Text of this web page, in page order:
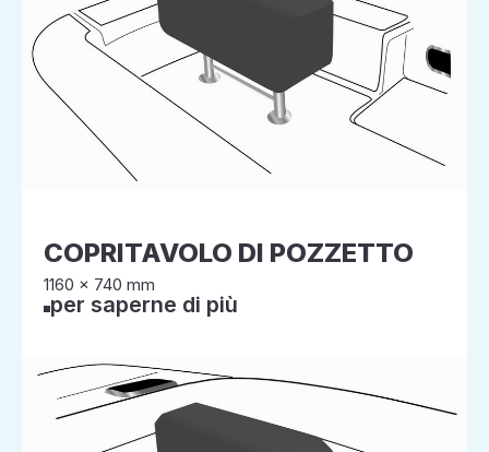
COPRITAVOLO DI POZZETTO
1160 x 740 mm
per saperne di più